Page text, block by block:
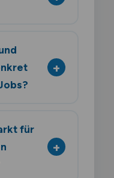
für